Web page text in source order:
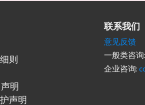
则
明
声明
联系我们
意见反馈
一般类咨询:
企业咨询: